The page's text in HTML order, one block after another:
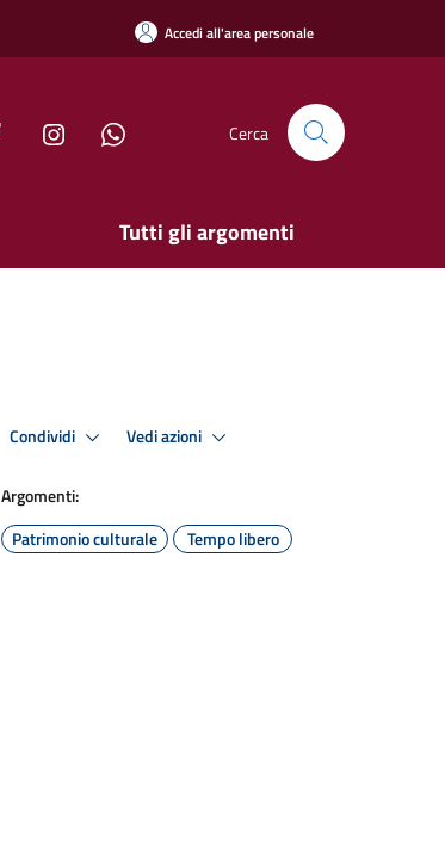
Accedi all'area personale
Cerca
Tutti gli argomenti
Condividi Vedi azioni
Argomenti:
Patrimonio culturale
Tempo libero